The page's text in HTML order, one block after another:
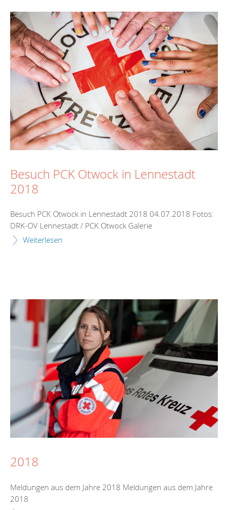
Besuch PCK Otwock in Lennestadt
2018
Besuch PCK Otwock in Lennestadt 2018 04.07.2018 Fotos:
DRK-OV Lennestadt / PCK Otwock Galerie
Weiterlesen
2018
Meldungen aus dem Jahre 2018 Meldungen aus dem Jahre
2018